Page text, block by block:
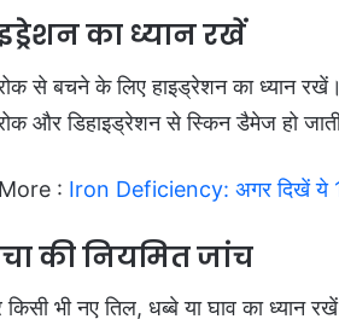
का ध्यान रखें
से बचने के लिए हाइड्रेशन का ध्यान रखें।
और डिहाइड्रेशन से स्किन डैमेज हो
: Iron Deficiency: अगर दिखें ये
की नियमित जांच
किसी भी नए तिल, धब्बे या घाव का ध्यान